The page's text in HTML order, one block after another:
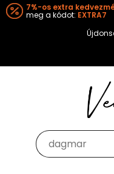
7%-os extra
meg a kódot: EXTRA7